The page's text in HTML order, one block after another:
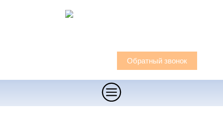
Обратный звонок